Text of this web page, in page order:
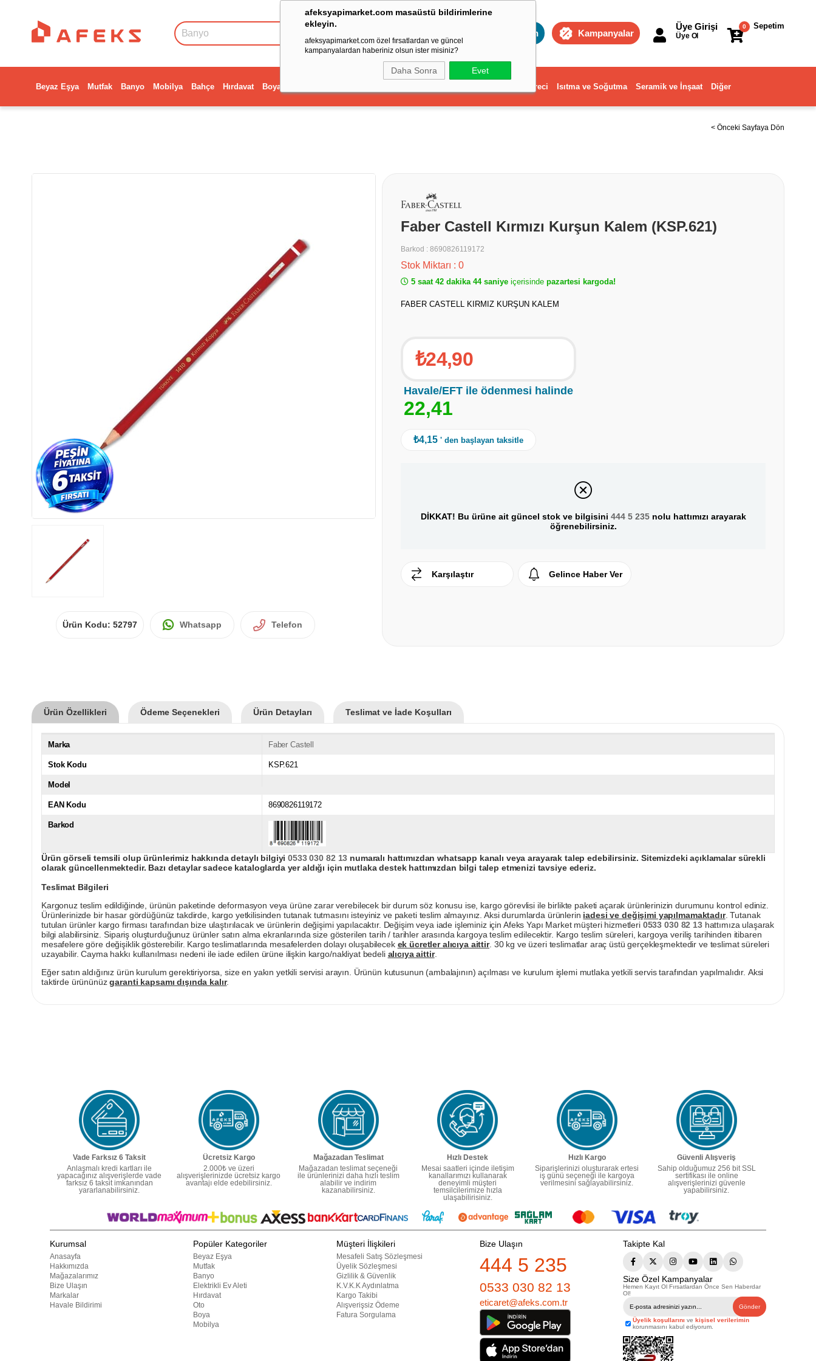
afeksyapimarket.com masaüstü bildirimlerine
ekleyin.
afeksyapimarket.com özel fırsatlardan ve güncel
kampanyalardan haberiniz olsun ister misiniz?
Daha Sonra Evet
Toptan Kampanyalar
Sepetim
0
Üye Girişi
Üye Ol
Beyaz Eşya Mutfak Banyo Mobilya Bahçe Hırdavat Boya Dekorasyon ve Ev Gereci Isıtma ve Soğutma Seramik ve İnşaat Diğer
< Önceki Sayfaya Dön
Ürün Kodu: 52797 Whatsapp Telefon
Faber Castell Kırmızı Kurşun Kalem (KSP.621)
Barkod : 8690826119172
Stok Miktarı : 0
5 saat 42 dakika 43 saniye içerisinde pazartesi kargoda!
FABER CASTELL KIRMIZ KURŞUN KALEM
₺24,90
Havale/EFT ile ödenmesi halinde
22,41
₺4,15 ' den başlayan taksitle
DİKKAT! Bu ürüne ait güncel stok ve bilgisini 444 5 235nolu hattımızı arayarak
öğrenebilirsiniz.
Karşılaştır Gelince Haber Ver
Ürün Özellikleri Ödeme Seçenekleri Ürün Detayları Teslimat ve İade Koşulları
Marka Faber Castell
Stok Kodu KSP.621
Model
EAN Kodu 8690826119172
Barkod
Ürün görseli temsili olup ürünlerimiz hakkında detaylı bilgiyi0533 030 82 13 numaralı hattımızdan whatsapp kanalı veya arayarak talep edebilirsiniz. Sitemizdeki açıklamalar sürekli
olarak güncellenmektedir. Bazı detaylar sadece kataloglarda yer aldığı için mutlaka destek hattımızdan bilgi talep etmenizi tavsiye ederiz.
Teslimat Bilgileri
Kargonuz teslim edildiğinde, ürünün paketinde deformasyon veya ürüne zarar verebilecek bir durum söz konusu ise, kargo görevlisi ile birlikte paketi açarak ürünlerinizin durumunu kontrol ediniz.
Ürünlerinizde bir hasar gördüğünüz takdirde, kargo yetkilisinden tutanak tutmasını isteyiniz ve paketi teslim almayınız. Aksi durumlarda ürünlerin iadesi ve değişimi yapılmamaktadır. Tutanak
tutulan ürünler kargo firması tarafından bize ulaştırılacak ve ürünlerin değişimi yapılacaktır. Değişim veya iade işleminiz için Afeks Yapı Market müşteri hizmetleri 0533 030 82 13hattımıza ulaşarak
bilgi alabilirsiniz. Sipariş oluşturduğunuz ürünler satın alma ekranlarında size gösterilen tarih / tarihler arasında kargoya teslim edilecektir. Kargo teslim süreleri, kargoya veriliş tarihinden itibaren
mesafelere göre değişiklik gösterebilir. Kargo teslimatlarında mesafelerden dolayı oluşabilecek ek ücretler alıcıya aittir. 30 kg ve üzeri teslimatlar araç üstü gerçekleşmektedir ve teslimat süreleri
uzayabilir. Cayma hakkı kullanılması nedeni ile iade edilen ürüne ilişkin kargo/nakliyat bedeli alıcıya aittir.
Eğer satın aldığınız ürün kurulum gerektiriyorsa, size en yakın yetkili servisi arayın. Ürünün kutusunun (ambalajının) açılması ve kurulum işlemi mutlaka yetkili servis tarafından yapılmalıdır. Aksi
taktirde ürününüzgaranti kapsamı dışında kalır.
Vade Farksız 6 Taksit
Anlaşmalı kredi kartları ile
yapacağınız alışverişlerde vade
farksız 6 taksit imkanından
yararlanabilirsiniz.
Ücretsiz Kargo
2.000₺ ve üzeri
alışverişlerinizde ücretsiz kargo
avantajı elde edebilirsiniz.
Mağazadan Teslimat
Mağazadan teslimat seçeneği
ile ürünlerinizi daha hızlı teslim
alabilir ve indirim
kazanabilirsiniz.
Hızlı Destek
Mesai saatleri içinde iletişim
kanallarımızı kullanarak
deneyimli müşteri
temsilcilerimize hızla
ulaşabilirisiniz.
Hızlı Kargo
Siparişlerinizi oluşturarak ertesi
iş günü seçeneği ile kargoya
verilmesini sağlayabilirsiniz.
Güvenli Alışveriş
Sahip olduğumuz 256 bit SSL
sertifikası ile online
alışverişlerinizi güvenle
yapabilirsiniz.
Kurumsal
Anasayfa
Hakkımızda
Mağazalarımız
Bize Ulaşın
Markalar
Havale Bildirimi
Popüler Kategoriler
Beyaz Eşya
Mutfak
Banyo
Elektrikli Ev Aleti
Hırdavat
Oto
Boya
Mobilya
Müşteri İlişkileri
Mesafeli Satış Sözleşmesi
Üyelik Sözleşmesi
Gizlilik & Güvenlik
K.V.K.K Aydınlatma
Kargo Takibi
Alışverişsiz Ödeme
Fatura Sorgulama
Bize Ulaşın
444 5 235
0533 030 82 13
eticaret@afeks.com.tr
Takipte Kal
Size Özel Kampanyalar
Hemen Kayıt Ol Fırsatlardan Önce Sen Haberdar
Ol!
Gönder
Üyelik koşullarını ve kişisel verilerimin
korunmasını kabul ediyorum.